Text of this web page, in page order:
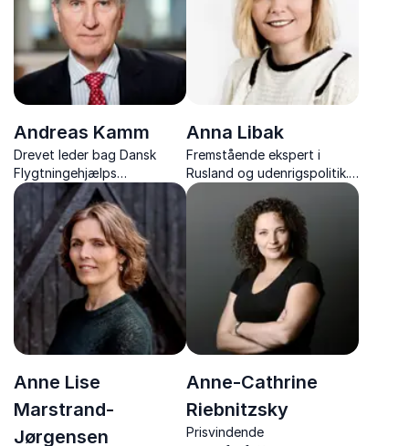
Andreas Kamm
Drevet leder bag Dansk
Flygtningehjælps
transformation til en globalt
anerkendt organisation.
Visionær i arbejdet med
humanitær indsats og
retfærdighed.
Anna Libak
Fremstående ekspert i
Rusland og udenrigspolitik.
Kendt for dybdegående
analyser og skarpe
perspektiver på
internationale relationer.
Anne Lise
Marstrand-
Jørgensen
Anne-Cathrine
Riebnitzsky
Prisvindende